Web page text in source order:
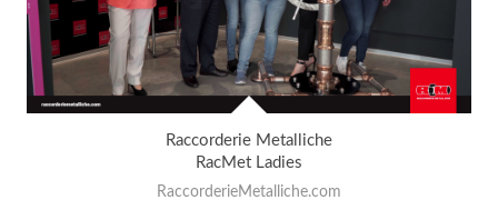
Raccorderie Metalliche
RacMet Ladies
RaccorderieMetalliche.com